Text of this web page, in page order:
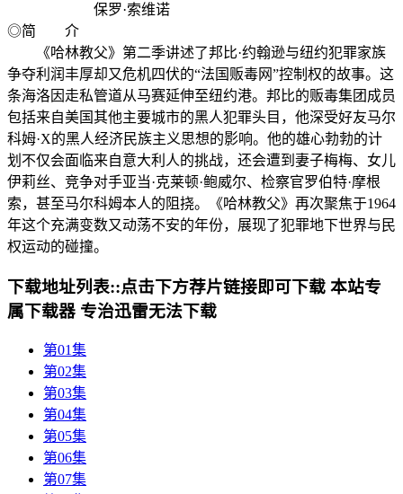
保罗·索维诺
◎简 介
《哈林教父》第二季讲述了邦比·约翰逊与纽约犯罪家族
争夺利润丰厚却又危机四伏的“法国贩毒网”控制权的故事。这
条海洛因走私管道从马赛延伸至纽约港。邦比的贩毒集团成员
包括来自美国其他主要城市的黑人犯罪头目，他深受好友马尔
科姆·X的黑人经济民族主义思想的影响。他的雄心勃勃的计
划不仅会面临来自意大利人的挑战，还会遭到妻子梅梅、女儿
伊莉丝、竞争对手亚当·克莱顿·鲍威尔、检察官罗伯特·摩根
索，甚至马尔科姆本人的阻挠。《哈林教父》再次聚焦于1964
年这个充满变数又动荡不安的年份，展现了犯罪地下世界与民
权运动的碰撞。
下载地址列表::点击下方荐片链接即可下载 本站专
属下载器 专治迅雷无法下载
第01集
第02集
第03集
第04集
第05集
第06集
第07集